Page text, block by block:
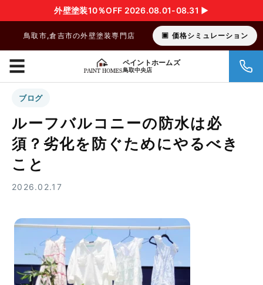
外壁塗装10％OFF 2026.08.01-08.31 ▶︎
鳥取市,倉吉市の外壁塗装専門店 価格シミュレーション
ペイントホームズ
鳥取中央店
☰
ブログ
ルーフバルコニーの防水は必
須？劣化を防ぐためにやるべき
こと
2026.02.17